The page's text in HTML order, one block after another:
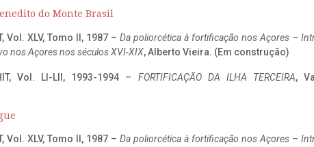
do Monte Brasil
Vol. XLV, Tomo II, 1987 – Da poliorcética à fortificação nos Açores –
nos Açores nos séculos XVI-XIX, Alberto Vieira. (Em construção)
Vol. LI-LII, 1993-1994 – FORTIFICAÇÃO DA ILHA TERCEIRA,
Vol. XLV, Tomo II, 1987 – Da poliorcética à fortificação nos Açores –